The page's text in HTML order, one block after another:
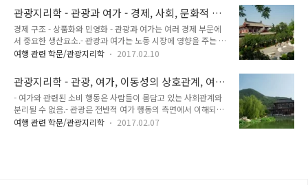
에서 관광객 수효가 역사상 유례없이 증가하고 관광 활동이 지구
촌의 더 먼 곳에서도 ..
해석에 근거한 접근법 등이 있음. - 관광과 여가의 생산적 측면에
서 보면 특정 시간, 공간 조건 아래 재화와 용역을 공급하는 산업
단지가 있음.- 서비스 전달 측면에서 노동의 질이 필수적이라는
사실에서 생산의 본질이 드러남.- 관광과 여가라는 서비스는 휴
가 기간과 관계 없이 소비자에게 바로 전달되어야 함.- 여기에 특
분야는 서비스의 자체 공급 기능이 뛰어나다는 점에서 무엇을 생
산할지가 분명함. 부분적..
관광지리학 - 관광과 여가 - 경제, 사회, 문화적 측
면
경제 구조 - 상품화와 민영화 - 관광과 여가는 여러 경제 부문에
서 중요한 생산요소.- 관광과 여가는 노동 시장에 영향을 주는 중
요한 요인. 관광과 여가 관련 고용은 특히 그들의 지출 비용에 좌
스직 중 관광 분야의 계절적 변동은 뚜렷하나 관광상품의 성격에
따라 관광객의 유입 여부가 결정되므로 관광ㅇ과 여가가 서로 보
완하는 범위는 확실하지 않음.- 관광과 여가 회사는 서로 연계되
어 있으며, 어떤 회사는 지배받고, 어떤 회사는 군림함. 이들은
서로 보완해주거나 경쟁함. 관광과 여가는 여러 방법으로 계량화
여행 관련 학문/관광지리학 2017.02.10
관광지리학 - 관광, 여가, 이동성의 상호관계, 여
행과 관광 차이
- 여가와 관련된 소비 행동은 사람들이 몸담고 있는 사회관계와
분리될 수 없음.- 관광은 전반적 여가 행동의 측면에서 이해되어
야 함. 또한 관광은 순회의 형태나 다양한 체류방식을 통해 이해
여행 관련 학문/관광지리학 2017.02.07